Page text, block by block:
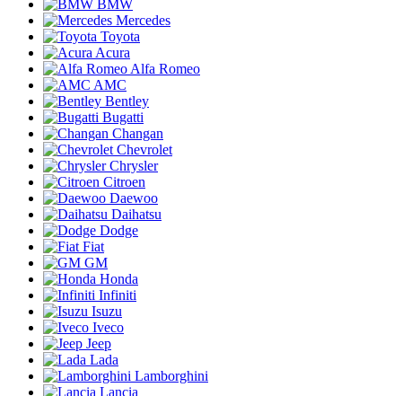
BMW
Mercedes
Toyota
Acura
Alfa Romeo
AMC
Bentley
Bugatti
Changan
Chevrolet
Chrysler
Citroen
Daewoo
Daihatsu
Dodge
Fiat
GM
Honda
Infiniti
Isuzu
Iveco
Jeep
Lada
Lamborghini
Lancia